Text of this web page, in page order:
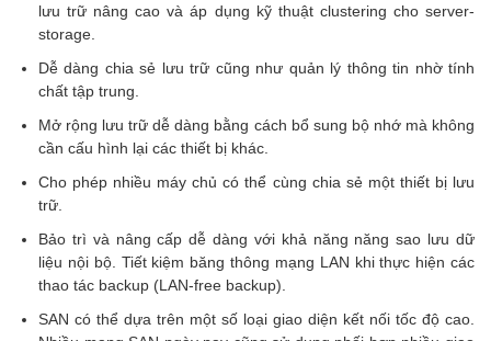
lưu trữ nâng cao và áp dụng kỹ thuật clustering cho server-
storage.
Dễ dàng chia sẻ lưu trữ cũng như quản lý thông tin nhờ tính
chất tập trung.
Mở rộng lưu trữ dễ dàng bằng cách bổ sung bộ nhớ mà không
cần cấu hình lại các thiết bị khác.
Cho phép nhiều máy chủ có thể cùng chia sẻ một thiết bị lưu
trữ.
Bảo trì và nâng cấp dễ dàng với khả năng năng sao lưu dữ
liệu nội bộ. Tiết kiệm băng thông mạng LAN khi thực hiện các
thao tác backup (LAN-free backup).
SAN có thể dựa trên một số loại giao diện kết nối tốc độ cao.